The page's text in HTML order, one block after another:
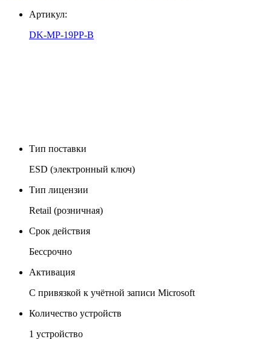
Артикул:
DK-MP-19PP-B
Тип поставки
ESD (электронный ключ)
Тип лицензии
Retail (розничная)
Срок действия
Бессрочно
Активация
С привязкой к учётной записи Microsoft
Количество устройств
1 устройство